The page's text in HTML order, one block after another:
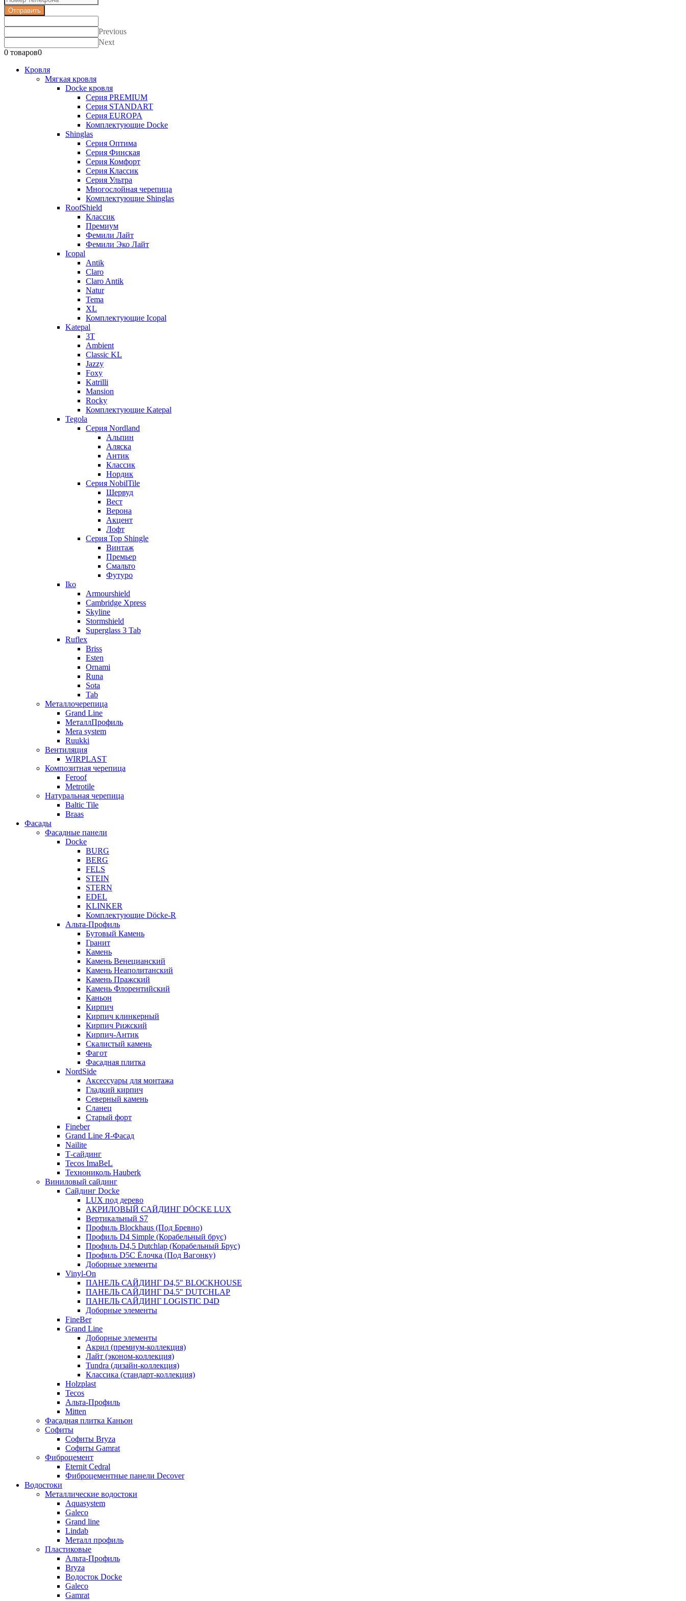
Отправить
Previous
Next
0 товаров0
Кровля
Мягкая кровля
Docke кровля
Серия PREMIUM
Серия STANDART
Серия EUROPA
Комплектующие Docke
Shinglas
Серия Оптима
Серия Финская
Серия Комфорт
Серия Классик
Серия Ультра
Многослойная черепица
Комплектующие Shinglas
RoofShield
Классик
Премиум
Фемили Лайт
Фемили Эко Лайт
Icopal
Antik
Claro
Claro Antik
Natur
Tema
XL
Комплектующие Icopal
Katepal
3T
Ambient
Classic KL
Jazzy
Foxy
Katrilli
Mansion
Rocky
Комплектующие Katepal
Tegola
Серия Nordland
Альпин
Аляска
Антик
Классик
Нордик
Серия NobilTile
Шервуд
Вест
Верона
Акцент
Лофт
Серия Top Shingle
Винтаж
Премьер
Смальто
Футуро
Iko
Armourshield
Cambridge Xpress
Skyline
Stormshield
Superglass 3 Tab
Ruflex
Briss
Esten
Ornami
Runa
Sota
Tab
Металлочерепица
Grand Line
МеталлПрофиль
Mera system
Ruukki
Вентиляция
WIRPLAST
Композитная черепица
Feroof
Metrotile
Натуральная черепица
Baltic Tile
Braas
Фасады
Фасадные панели
Docke
BURG
BERG
FELS
STEIN
STERN
EDEL
KLINKER
Комплектующие Döcke-R
Альта-Профиль
Бутовый Камень
Гранит
Камень
Камень Венецианский
Камень Неаполитанский
Камень Пражский
Камень Флорентийский
Каньон
Кирпич
Кирпич клинкерный
Кирпич Рижский
Кирпич-Антик
Скалистый камень
Фагот
Фасадная плитка
NordSide
Аксессуары для монтажа
Гладкий кирпич
Северный камень
Сланец
Старый форт
Fineber
Grand Line Я-Фасад
Nailite
Т-сайдинг
Tecos ImaBeL
Технониколь Hauberk
Виниловый сайдинг
Сайдинг Docke
LUX под дерево
АКРИЛОВЫЙ САЙДИНГ DÖCKE LUX
Вертикальный S7
Профиль Blockhaus (Под Бревно)
Профиль D4 Simple (Корабельный брус)
Профиль D4,5 Dutchlap (Корабельный Брус)
Профиль D5C Ёлочка (Под Вагонку)
Доборные элементы
Vinyl-On
ПАНЕЛЬ САЙДИНГ D4,5″ BLOCKHOUSE
ПАНЕЛЬ САЙДИНГ D4.5″ DUTCHLAP
ПАНЕЛЬ САЙДИНГ LOGISTIC D4D
Доборные элементы
FineBer
Grand Line
Доборные элементы
Акрил (премиум-коллекция)
Лайт (эконом-коллекция)
Tundra (дизайн-коллекция)
Классика (стандарт-коллекция)
Holzplast
Tecos
Альта-Профиль
Mitten
Фасадная плитка Каньон
Софиты
Софиты Bryza
Софиты Gamrat
Фиброцемент
Eternit Cedral
Фиброцементные панели Decover
Водостоки
Металлические водостоки
Aquasystem
Galeco
Grand line
Lindab
Металл профиль
Пластиковые
Альта-Профиль
Bryza
Водосток Docke
Galeco
Gamrat